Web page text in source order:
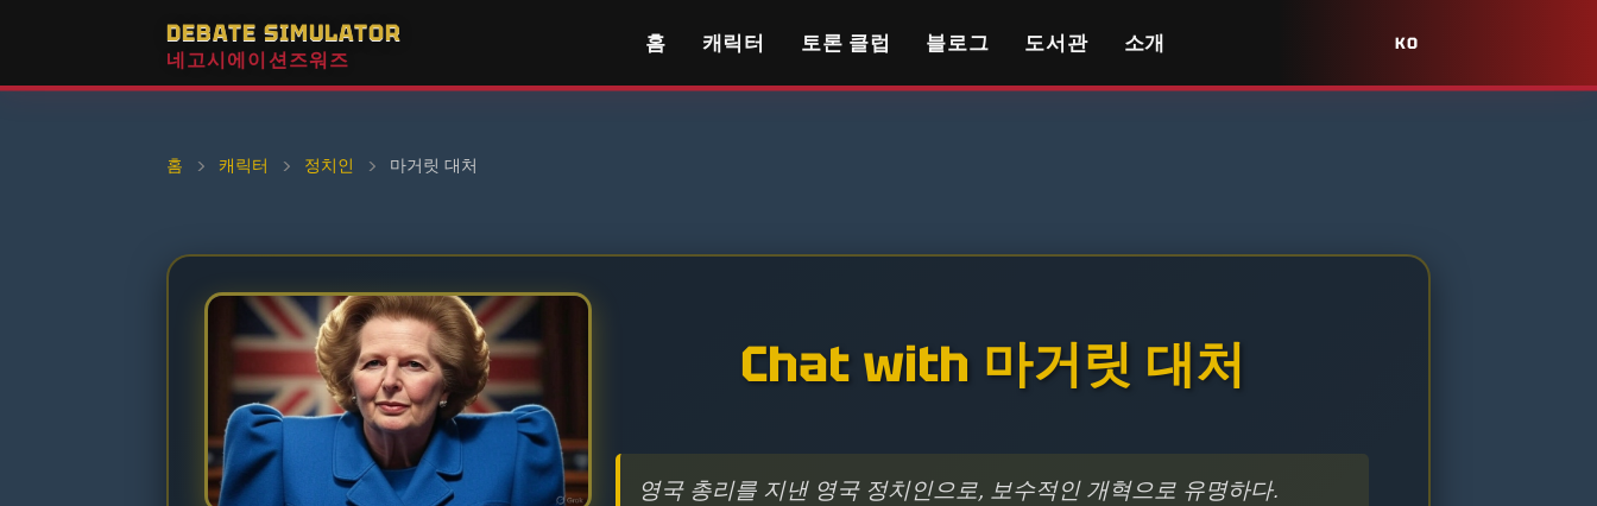
DEBATE SIMULATOR
네고시에이션즈워즈
홈 캐릭터 토론 클럽 블로그 도서관 소개 KO
홈 › 캐릭터 › 정치인 › 마거릿 대처
Chat with 마거릿 대처
영국 총리를 지낸 영국 정치인으로, 보수적인 개혁으로 유명하다.